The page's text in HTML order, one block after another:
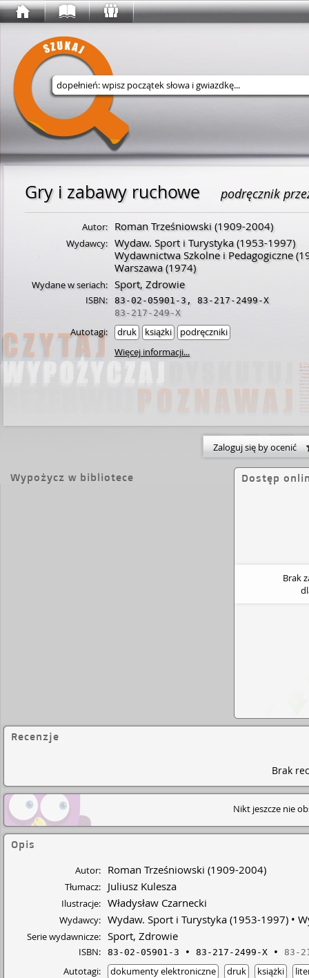
Wyszukaj w serwisie
Gry i zabawy ruchowe podręcznik
Autor: Roman Trześniowski (1909-2004)
Wydawcy: Wydaw. Sport i Turystyka(1953-1997)
Wydawnictwa Szkolne i Pedagogiczne
Warszawa(1974)
Wydane w seriach: Sport, Zdrowie
ISBN: 83-02-05901-3 , 83-217-2499-X
83-217-249-X
Autotagi: druk książki
podręczniki
Więcej informacji...
Zaloguj się by ocenić
Wypożycz w bibliotece Dostęp
Brak
Recenzje
Brak
Nikt jeszcze nie
Opis
Autor: Roman Trześniowski (1909-2004)
Tłumacz: Juliusz Kulesza
Ilustracje: Władysław Czarnecki
Wydawcy: Wydaw. Sport i Turystyka (1953-1997)
Serie wydawnicze: Sport, Zdrowie
ISBN: 83-02-05901-3 83-217-2499-X 83-
Autotagi: dokumenty elektroniczne druk książki